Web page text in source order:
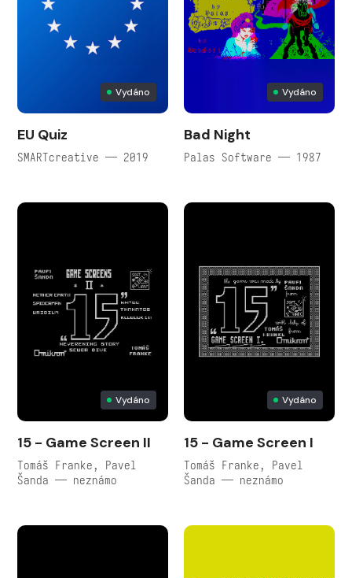
Vydáno
EU Quiz
SMARTcreative — 2019
Vydáno
Bad Night
Palas Software — 1987
Vydáno
15 - Game Screen II
Tomáš Franke, Pavel
Šanda — neznámo
Vydáno
15 - Game Screen I
Tomáš Franke, Pavel
Šanda — neznámo